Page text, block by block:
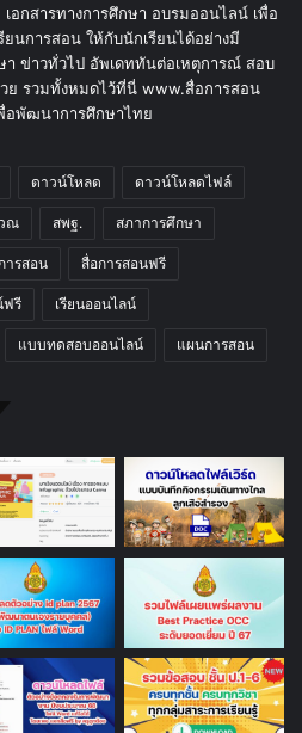
อกสารทางการศึกษา อบรมออนไลน์ เพื่อ
ยนการสอน ให้กับนักเรียนได้อย่างมี
ข่าวทั่วไป อัพเดททันต่อเหตุการณ์ สอบ
ย รวมทั้งหมดไว้ที่นี่ www.สื่อการสอน
อพัฒนาการศึกษาไทย
ดาวน์โหลด ดาวน์โหลดไฟล์
ณ สพฐ. สภาการศึกษา
ารสอน สื่อการสอนฟรี
ฟรี เรียนออนไลน์
แบบทดสอบออนไลน์ แผนการสอน